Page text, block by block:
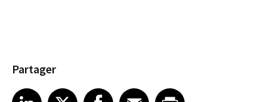
Partager
Share article on LinkedIn
LinkedIn
Share article on XShare article on Facebook
Facebook
Share article on Email
EmailShare article on Print